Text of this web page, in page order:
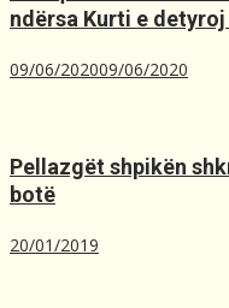
ndërsa Kurti e detyroj
09/06/202009/06/2020
Pellazgët shpikën
botë
20/01/2019